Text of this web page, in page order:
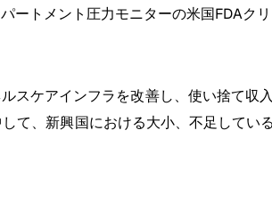
トメント圧力モニターの米国FDAクリ
スケアインフラを改善し、使い捨て収
て、新興国における大小、不足してい